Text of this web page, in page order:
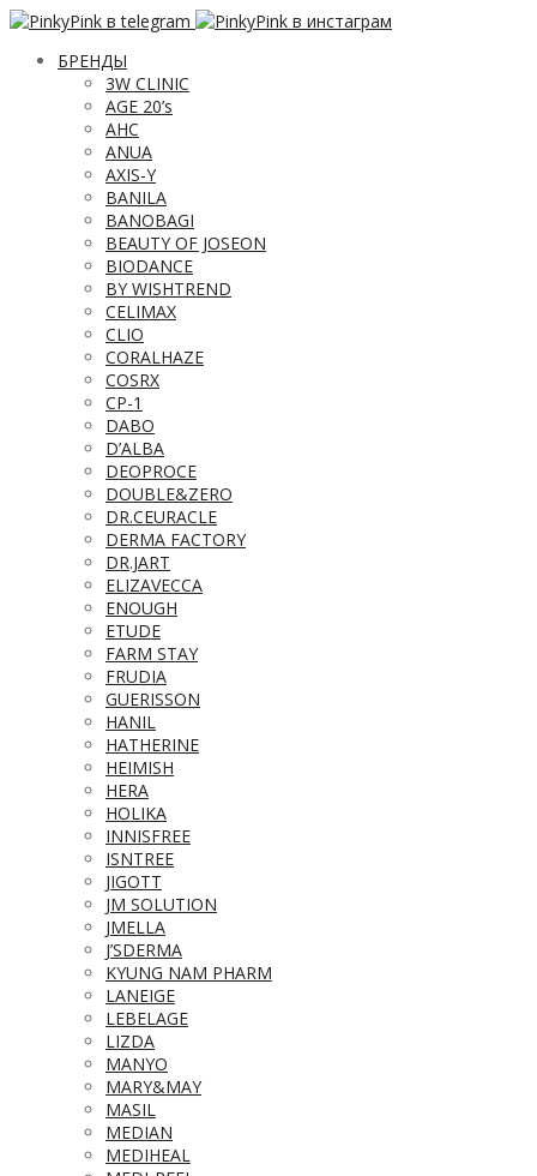
БРЕНДЫ
3W CLINIC
AGE 20’s
AHC
ANUA
AXIS-Y
BANILA
BANOBAGI
BEAUTY OF JOSEON
BIODANCE
BY WISHTREND
CELIMAX
CLIO
CORALHAZE
COSRX
CP-1
DABO
D’ALBA
DEOPROCE
DOUBLE&ZERO
DR.CEURACLE
DERMA FACTORY
DR.JART
ELIZAVECCA
ENOUGH
ETUDE
FARM STAY
FRUDIA
GUERISSON
HANIL
HATHERINE
HEIMISH
HERA
HOLIKA
INNISFREE
ISNTREE
JIGOTT
JM SOLUTION
JMELLA
J’SDERMA
KYUNG NAM PHARM
LANEIGE
LEBELAGE
LIZDA
MANYO
MARY&MAY
MASIL
MEDIAN
MEDIHEAL